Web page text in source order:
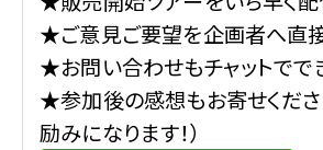
★ご意見ご要望を企画者へ直接
★お問い合わせもチャットでで
★参加後の感想もお寄せくださ
励みになります！）